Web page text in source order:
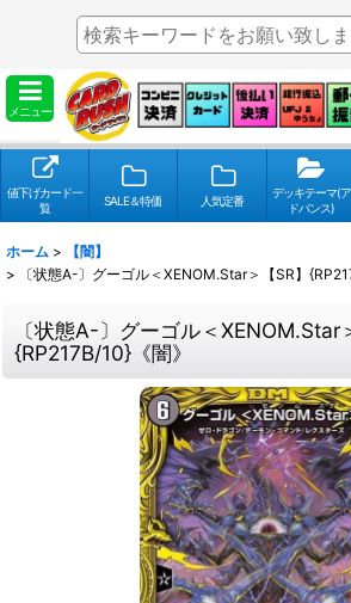
メニュー
値下げカード一
覧
SALE＆特価 人気定番
デッキテーマ(ア
ドバンス)
ホーム >
【闇】
>
〔状態A-〕グーゴル＜XENOM.Star＞【SR】
〔状態A-〕グーゴル＜XENOM.Star
{RP217B/10}《闇》